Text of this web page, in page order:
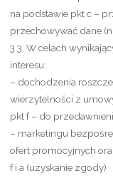
na podstawie pkt c –
przechowywać dane
3.3. W celach
interesu:
– dochodzenia
wierzytelności z
pkt f – do
– marketingu
ofert promocyjnych
f i a (uzyskanie zgody)